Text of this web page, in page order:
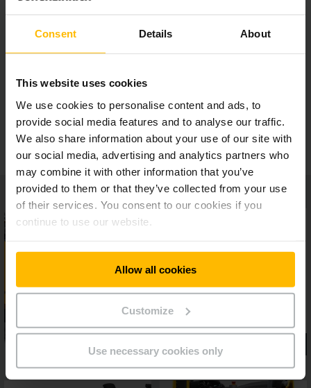
Consent Details About
This website uses cookies
We use cookies to personalise content and ads, to
provide social media features and to analyse our traffic.
We also share information about your use of our site with
our social media, advertising and analytics partners who
may combine it with other information that you’ve
provided to them or that they’ve collected from your use
of their services. You consent to our cookies if you
continue to use our website.
Allow all cookies
Customize
Use necessary cookies only
Optimální podpora obsluhy
Maximální komfort obsluhy